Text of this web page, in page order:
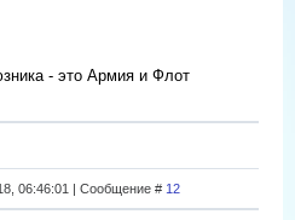
- это Армия и Флот
06:46:01 | Сообщение # 12